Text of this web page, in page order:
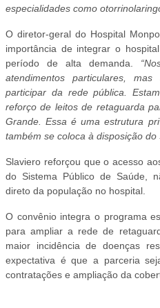
especialidades como
O diretor-geral do Hospital
importância de integrar o
período de alta demanda.
atendimentos particulares,
participar da rede pública.
reforço de leitos de retaguarda
Grande. Essa é uma estrutura
também se coloca à disposição do
Slaviero reforçou que o acesso
do Sistema Público de Saúde,
direto da população no hospital.
O convênio integra o programa
para ampliar a rede de
maior incidência de doenças
expectativa é que a parceria
contratações e ampliação da